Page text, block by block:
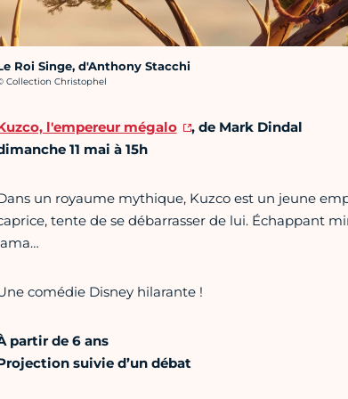
Roi Singe, d'Anthony Stacchi
photo :
Collection Christophel
l'empereur mégalo
, de Mark Dindal
11 mai à 15h
un royaume mythique, Kuzco est un jeune
tente de se débarrasser de lui. Échappant
comédie Disney hilarante !
partir de 6 ans
suivie d’un débat